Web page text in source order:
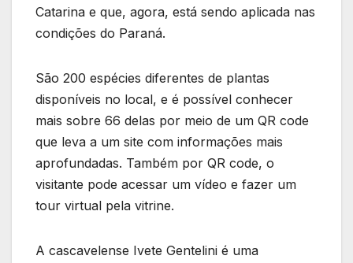
Catarina e que, agora, está sendo aplicada nas
condições do Paraná.
São 200 espécies diferentes de plantas
disponíveis no local, e é possível conhecer
mais sobre 66 delas por meio de um QR code
que leva a um site com informações mais
aprofundadas. Também por QR code, o
visitante pode acessar um vídeo e fazer um
tour virtual pela vitrine.
A cascavelense Ivete Gentelini é uma